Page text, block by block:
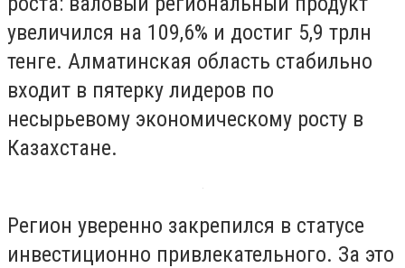
увеличился на 109,6% и достиг 5,9 трлн
тенге. Алматинская область стабильно
входит в пятерку лидеров по
несырьевому экономическому росту в
Казахстане.
Регион уверенно закрепился в статусе
инвестиционно привлекательного. За это